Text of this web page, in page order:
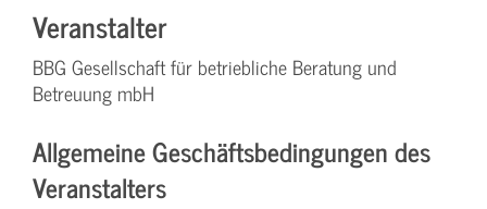
Veranstalter
BBG Gesellschaft für betriebliche Beratung und
Betreuung mbH
Allgemeine Geschäftsbedingungen des
Veranstalters